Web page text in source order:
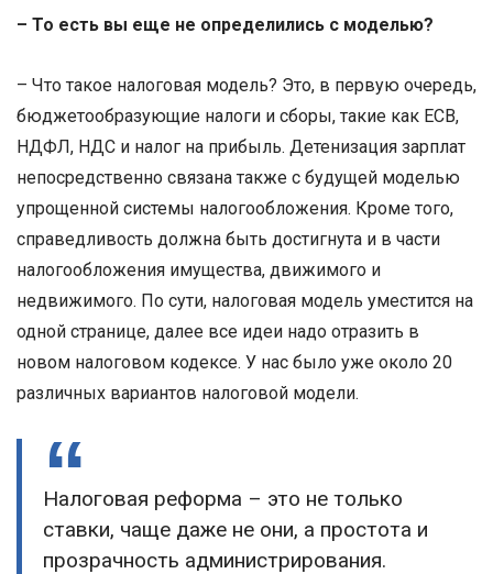
– То есть вы еще не определились с моделью?
– Что такое налоговая модель? Это, в первую очередь,
бюджетообразующие налоги и сборы, такие как ЕСВ,
НДФЛ, НДС и налог на прибыль. Детенизация зарплат
непосредственно связана также с будущей моделью
упрощенной системы налогообложения. Кроме того,
справедливость должна быть достигнута и в части
налогообложения имущества, движимого и
недвижимого. По сути, налоговая модель уместится на
одной странице, далее все идеи надо отразить в
новом налоговом кодексе. У нас было уже около 20
различных вариантов налоговой модели.
Налоговая реформа – это не только
ставки, чаще даже не они, а простота и
прозрачность администрирования.